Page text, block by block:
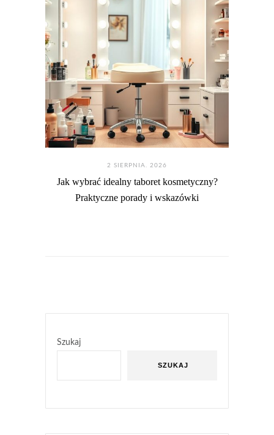
2 SIERPNIA. 2026
Jak wybrać idealny taboret kosmetyczny?
Praktyczne porady i wskazówki
Szukaj
SZUKAJ